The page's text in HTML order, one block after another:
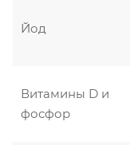
Йод
Витамины D и
фосфор